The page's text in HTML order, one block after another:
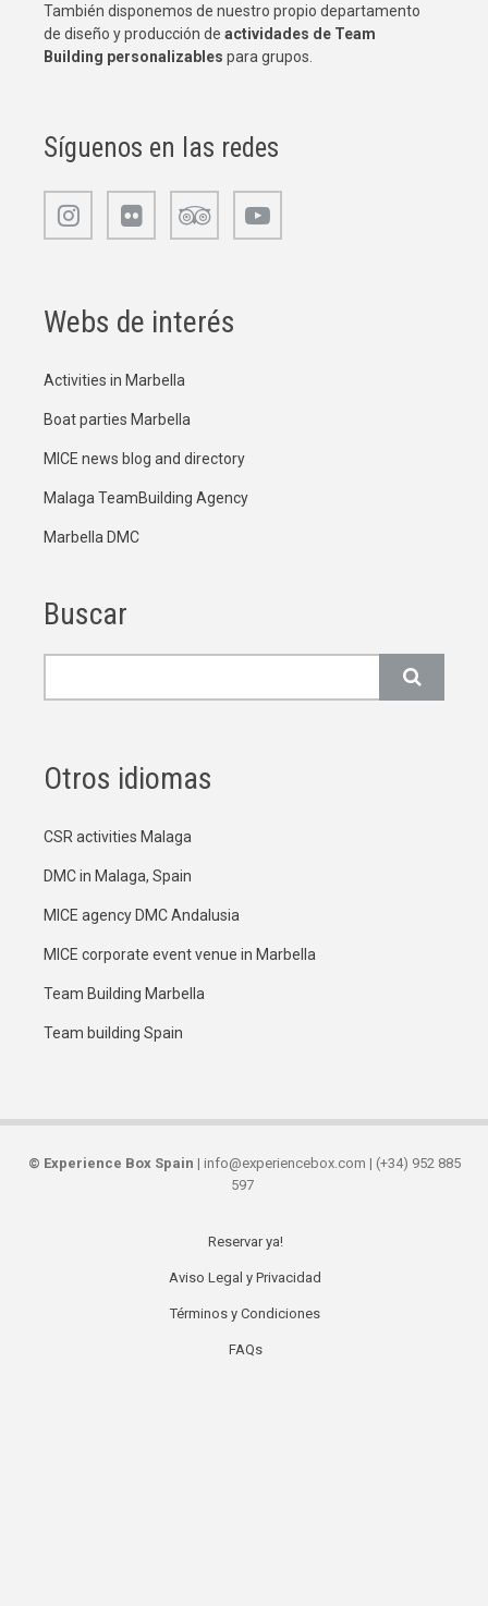
También disponemos de nuestro propio departamento
de diseño y producción de actividades de Team
Building personalizables para grupos.
Síguenos en las redes
Webs de interés
Activities in Marbella
Boat parties Marbella
MICE news blog and directory
Malaga TeamBuilding Agency
Marbella DMC
Buscar
Otros idiomas
CSR activities Malaga
DMC in Malaga, Spain
MICE agency DMC Andalusia
MICE corporate event venue in Marbella
Team Building Marbella
Team building Spain
© Experience Box Spain | info@experiencebox.com | (+34) 952 885
597
Reservar ya!
Aviso Legal y Privacidad
Términos y Condiciones
FAQs